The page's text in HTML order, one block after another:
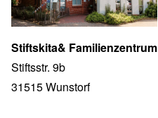
Stiftskita& Familienzentrum
Stiftsstr. 9b
31515 Wunstorf